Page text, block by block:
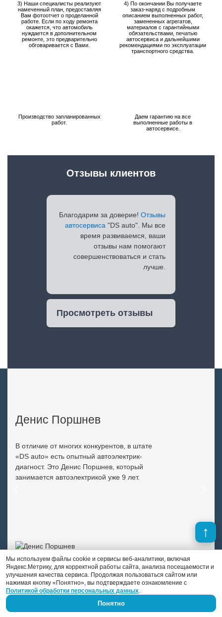
3) Наши специалисты реализуют
намеченный план, предоставляя
Вам фотоотчет о проделанной
работе. Если по ходу ремонта
окажется, что автомобиль
нуждается в дополнительном
ремонте, это предварительно
обговаривается с Вами.
4) По окончании Вы получаете
заказ-наряд с подробным
описанием выполненных работ,
замененных агрегатов,
материалов с гарантийными
обязательствами, печатью
автосервиса и дальнейшими
рекомендациями по эксплуатации
транспортного средства.
Производство запланированных
работ.
Даем гарантию на все
выполненные работы в
автосервисе.
Благодарим за доверие! Отзывы
автосервиса "DS auto". Мы все
время развиваемся, ваши
отзывы нам помогают
совершенствоваться и стать
лучше.
Просмотреть отзывы
Отзывы клиентов
Денис Поршнев
В отличие от многих конкурентов, в штате
«DS auto» есть опытный автоэлектрик-
диагност. Это Денис Поршнев, который
занимается автоэлектрикой уже 9 лет.
Мы используем файлы cookie и сервисы веб-аналитики, включая
Яндекс.Метрику, для корректной работы сайта, анализа посещаемости и
улучшения качества сервиса. Продолжая пользоваться сайтом или
нажимая кнопку «Понятно», вы подтверждаете ознакомление с
Политикой обработки персональных данных.
Понятно